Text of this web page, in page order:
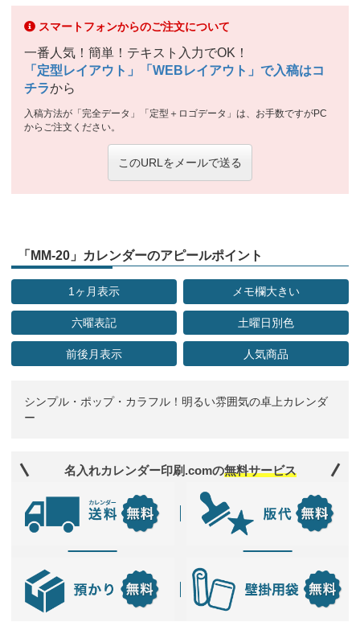
スマートフォンからのご注文について
一番人気！簡単！テキスト入力でOK！
「定型レイアウト」「WEBレイアウト」で入稿はコ
チラから
入稿方法が「完全データ」「定型＋ロゴデータ」は、お手数ですがPC
からご注文ください。
このURLをメールで送る
「MM-20」カレンダーのアピールポイント
1ヶ月表示 メモ欄大きい
六曜表記 土曜日別色
前後月表示 人気商品
シンプル・ポップ・カラフル！明るい雰囲気の卓上カレンダ
ー
名入れカレンダー印刷.comの無料サービス